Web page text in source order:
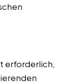
erforderlich,